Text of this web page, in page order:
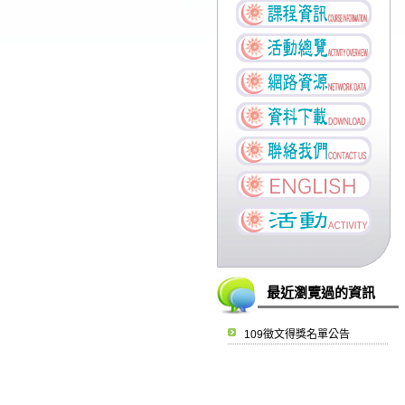
最近瀏覽過的資訊
109徵文得獎名單公告